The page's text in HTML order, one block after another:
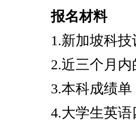
报名材料
1.新加坡科
2.近三个月
3.本科成绩
4.大学生英